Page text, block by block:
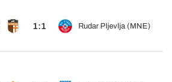
1:1 Rudar Pljevlja (MNE)